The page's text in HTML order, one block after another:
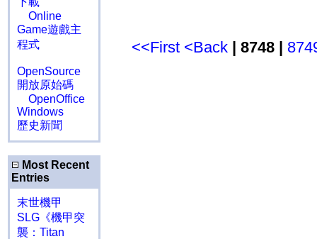
Online
Game遊戲主
程式
OpenSource
開放原始碼
OpenOffice
Windows
歷史新聞
Most Recent
Entries
末世機甲
SLG《機甲突
襲：Titan
<<First <Back | 8748 |